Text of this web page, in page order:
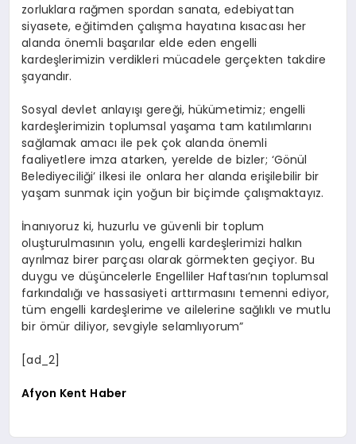
zorluklara rağmen spordan sanata, edebiyattan
siyasete, eğitimden çalışma hayatına kısacası her
alanda önemli başarılar elde eden engelli
kardeşlerimizin verdikleri mücadele gerçekten takdire
şayandır.
Sosyal devlet anlayışı gereği, hükümetimiz; engelli
kardeşlerimizin toplumsal yaşama tam katılımlarını
sağlamak amacı ile pek çok alanda önemli
faaliyetlere imza atarken, yerelde de bizler; ‘Gönül
Belediyeciliği’ ilkesi ile onlara her alanda erişilebilir bir
yaşam sunmak için yoğun bir biçimde çalışmaktayız.
İnanıyoruz ki, huzurlu ve güvenli bir toplum
oluşturulmasının yolu, engelli kardeşlerimizi halkın
ayrılmaz birer parçası olarak görmekten geçiyor. Bu
duygu ve düşüncelerle Engelliler Haftası’nın toplumsal
farkındalığı ve hassasiyeti arttırmasını temenni ediyor,
tüm engelli kardeşlerime ve ailelerine sağlıklı ve mutlu
bir ömür diliyor, sevgiyle selamlıyorum”
[ad_2]
Afyon Kent Haber